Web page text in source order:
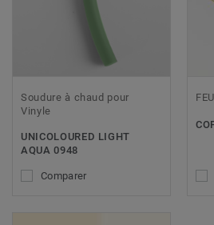
Soudure à chaud pour
Vinyle
UNICOLOURED LIGHT
AQUA 0948
Comparer